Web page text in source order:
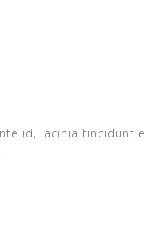
id, lacinia tincidunt